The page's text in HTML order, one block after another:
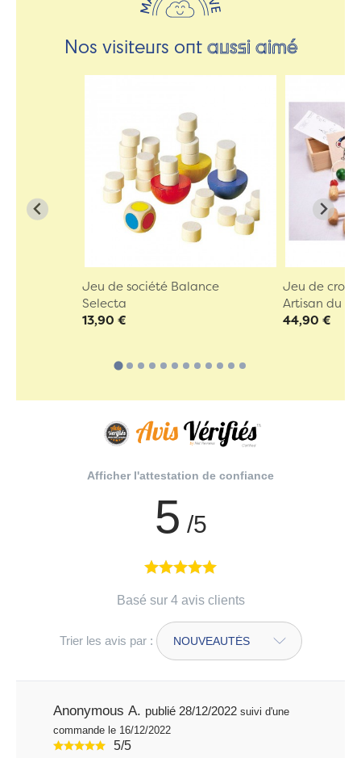
Nos visiteurs ontaussi aimé
Jeu de société Balance
Selecta
13,90 €
Jeu de
Artisan du
44,90 €
Afficher l'attestation de confiance
5 /5
Basé sur 4 avis clients
Trier les avis par :
Anonymous A. publié 28/12/2022 suivi d'une
commande le 16/12/2022
5/5